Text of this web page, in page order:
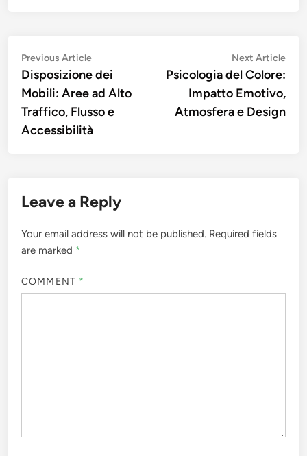
Post
navigation
Previous ArticlePrevious
article:
Disposizione dei
Mobili: Aree ad Alto
Traffico, Flusso e
Accessibilità
Next Article
Psicologia del Colore:
Impatto Emotivo,
Atmosfera e Design
Leave a Reply
Your email address will not be published. Required fields
are marked *
COMMENT *